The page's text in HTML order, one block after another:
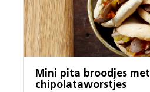
Mini pita broodjes met
chipolataworstjes